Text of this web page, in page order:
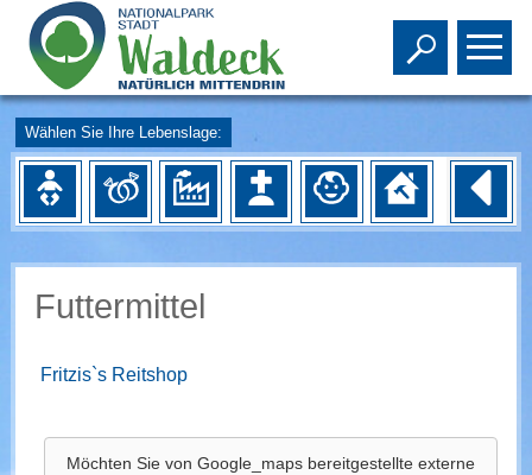
Toggle
Wählen Sie Ihre Lebenslage:
Futtermittel
Fritzis`s Reitshop
Möchten Sie von Google_mapsbereitgestellte externe